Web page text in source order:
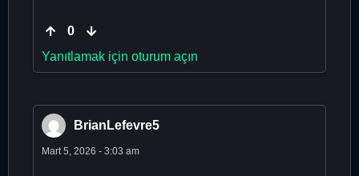
0
Yanıtlamak için oturum açın
BrianLefevre5
Mart 5, 2026 - 3:03 am